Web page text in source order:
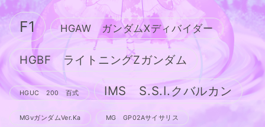
F1 HGAW ガンダムXディバイダー
HGBF ライトニングZガンダム
HGUC 200 百式 IMS S.S.I.クバルカン
MGνガンダムVer.Ka MG GP02Aサイサリス